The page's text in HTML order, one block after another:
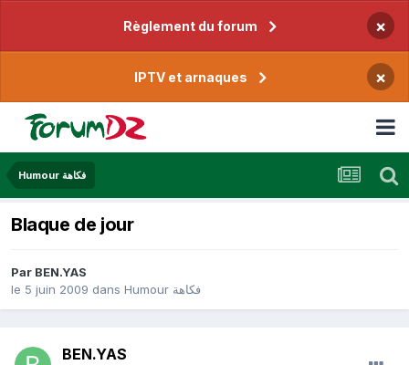
Règlement du forum ×
IPTV et arnaques ×
Humour فكاهة
Blaque de jour
Par BEN.YAS
le 5 juin 2009 dans Humour فكاهة
BEN.YAS